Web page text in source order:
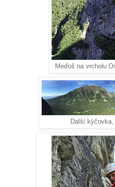
Meďoš na vrcholu
Další